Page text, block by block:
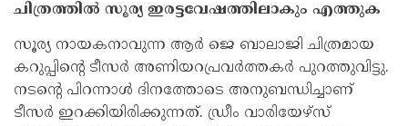
ചിത്രത്തില്‍ സൂര്യ ഇരട്ടവേഷത്തിലാകും എത്തുക
സൂര്യ നായകനാവുന്ന ആര്‍ ജെ ബാലാജി ചിത്രമായ
കറുപ്പിന്റെ ടീസർ അണിയറപ്രവർത്തകർ പുറത്തുവിട്ടു.
നടന്റെ പിറന്നാൾ ദിനത്തോടെ അനുബന്ധിച്ചാണ്
ടീസർ ഇറക്കിയിരിക്കുന്നത്. ഡ്രീം വാരിയേഴ്‌സ്